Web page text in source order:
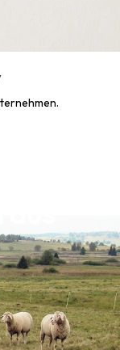
Bettwäsche,